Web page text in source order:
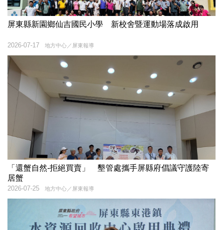
屏東縣新園鄉仙吉國民小學 新校舍暨運動場落成啟用
地方中心／屏東報導
2026-07-17
「還蟹自然-拒絕買賣」 墾管處攜手屏縣府倡議守護陸寄
居蟹
地方中心／屏東報導
2026-07-25